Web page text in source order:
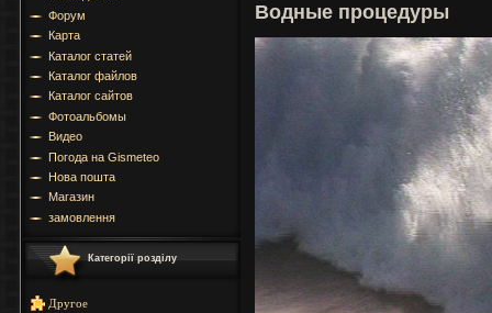
Форум
Карта
Каталог статей
Каталог файлов
Каталог сайтов
Фотоальбомы
Видео
Погода на Gismeteo
Нова пошта
Магазин
замовлення
Категорії розділу
Другое
Водные процедуры